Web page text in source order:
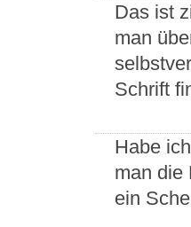
Das ist
man
Schrift
Habe
man die
ein